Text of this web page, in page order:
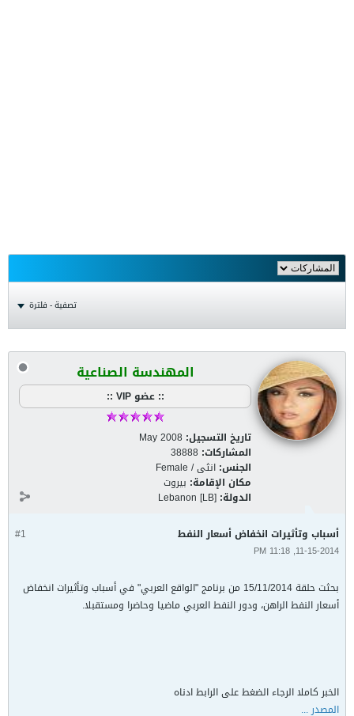
تصفية - فلترة
المهندسة الصناعية
:: عضو VIP ::
تاريخ التسجيل: May 2008
المشاركات: 38888
الجنس: انثى / Female
مكان الإقامة: بيروت
الدولة: Lebanon [LB]
#1 أسباب وتأثيرات انخفاض أسعار النفط
11-15-2014, 11:18 PM
بحثت حلقة 15/11/2014 من برنامج "الواقع العربي" في أسباب وتأثيرات انخفاض
أسعار النفط الراهن، ودور النفط العربي ماضيا وحاضرا ومستقبلا.
الخبر كاملا الرجاء الضغط على الرابط ادناه
المصدر ...